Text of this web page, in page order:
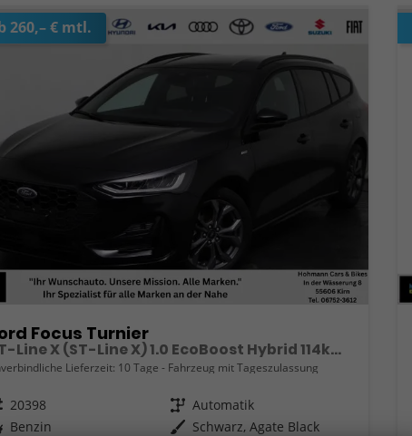
260,– € mtl.
Focus Turnier
ST-Line X (ST-Line X) 1.0 EcoBoost Hybrid 114kW (155 PS) 7-Gang-Automatikgetriebe
Lieferzeit: 10 Tage Fahrzeug mit Tageszulassung
20398 Getriebe Automatik
Benzin Außenfarbe Schwarz, Agate Black